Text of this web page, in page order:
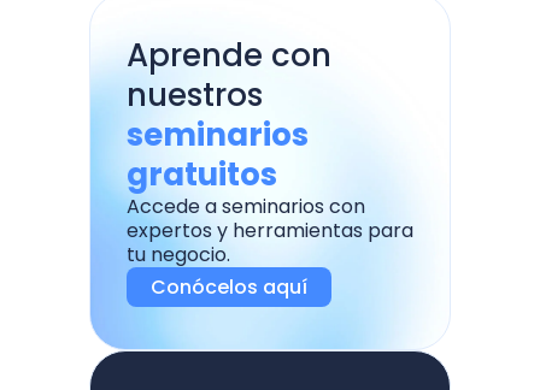
Aprende con
nuestros
seminarios
gratuitos
Accede a seminarios con
expertos y herramientas para
tu negocio.
Conócelos aquí